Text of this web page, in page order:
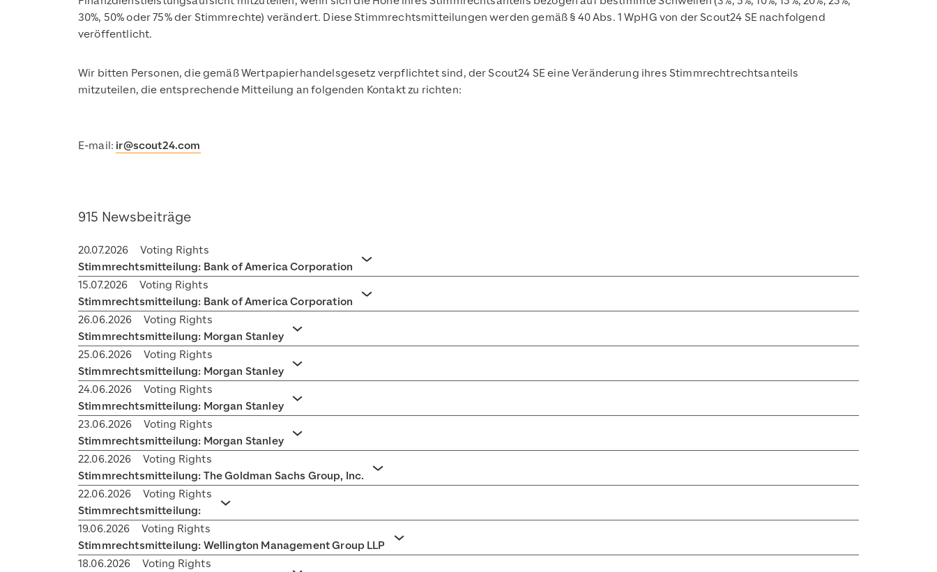
30%, 50% oder 75% der Stimmrechte) verändert. Diese Stimmrechtsmitteilungen werden gemäß § 40 Abs. 1 WpHG von der Scout24 SE nachfolgend
veröffentlicht.
Wir bitten Personen, die gemäß Wertpapierhandelsgesetz verpflichtet sind, der Scout24 SE eine Veränderung ihres Stimmrechtrechtsanteils
mitzuteilen, die entsprechende Mitteilung an folgenden Kontakt zu richten:
E-mail: ir@scout24.com
915 Newsbeiträge
20.07.2026
Voting Rights
Stimmrechtsmitteilung: Bank of America Corporation
Akkordeon umschaltens
15.07.2026
Voting Rights
Stimmrechtsmitteilung: Bank of America Corporation
Akkordeon umschaltens
26.06.2026
Voting Rights
Stimmrechtsmitteilung: Morgan Stanley
Akkordeon umschaltens
25.06.2026
Voting Rights
Stimmrechtsmitteilung: Morgan Stanley
Akkordeon umschaltens
24.06.2026
Voting Rights
Stimmrechtsmitteilung: Morgan Stanley
Akkordeon umschaltens
23.06.2026
Voting Rights
Stimmrechtsmitteilung: Morgan Stanley
Akkordeon umschaltens
22.06.2026
Voting Rights
Stimmrechtsmitteilung: The Goldman Sachs Group, Inc.
Akkordeon umschaltens
22.06.2026
Voting Rights
Stimmrechtsmitteilung:
Akkordeon umschaltens
19.06.2026
Voting Rights
Stimmrechtsmitteilung: Wellington Management Group LLP
Akkordeon umschaltens
18.06.2026
Voting Rights